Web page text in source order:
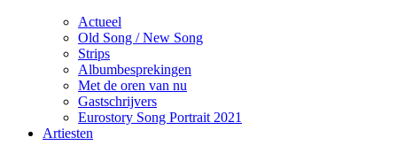
Actueel
Old Song / New Song
Strips
Albumbesprekingen
Met de oren van nu
Gastschrijvers
Eurostory Song Portrait 2021
Artiesten